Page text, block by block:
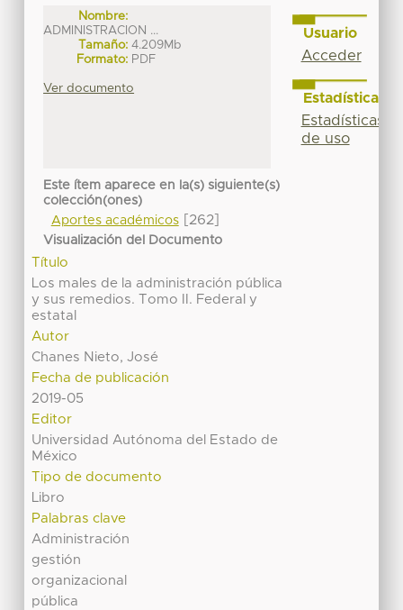
Nombre:
ADMINISTRACION ...
Tamaño: 4.209Mb
Formato: PDF
Ver documento
Este ítem aparece en la(s) siguiente(s)
colección(ones)
Aportes académicos[262]
Visualización del Documento
Título
Los males de la administración pública
y sus remedios. Tomo II. Federal y
estatal
Autor
Chanes Nieto, José
Fecha de publicación
2019-05
Editor
Universidad Autónoma del Estado de
México
Tipo de documento
Libro
Palabras clave
Administración
gestión
organizacional
pública
Usuario
Acceder
Estadísticas
Estadísticas
de uso